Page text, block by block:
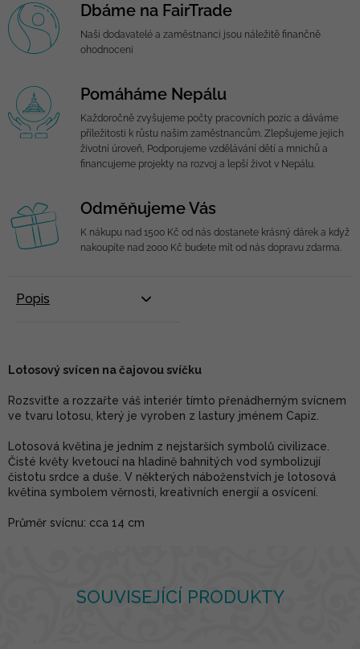
SOUVISEJÍCÍ PRODUKTY
Dbáme na FairTrade
Naši dodavatelé a zaměstnanci jsou náležitě finančně
ohodnoceni
Pomáháme Nepálu
Každoročně zvyšujeme počty pracovních pozic a dáváme
příležitosti k růstu našim zaměstnancům. Zlepšujeme jejich
životní úroveň, Podporujeme vzdělávání dětí a mnichů a
financujeme projekty na rozvoj a lepší život v Nepálu.
Odměňujeme Vás
K nákupu nad 1500 Kč od nás dostanete krásný dárek a když
nakoupíte nad 2000 Kč budete mít od nás dopravu zdarma.
Popis
Lotosový svícen na čajovou svíčku
Rozsviťte a rozzařte váš interiér tímto přenádherným svícnem
ve tvaru lotosu, který je vyroben z lastury jménem Capiz.
Lotosová květina je jedním z nejstarších symbolů civilizace.
Čisté květy kvetoucí na hladině bahnitých vod symbolizují
čistotu srdce a duše. V některých náboženstvích je lotosová
květina symbolem věrnosti, kreativních energií a osvícení.
Průměr svícnu: cca 14 cm